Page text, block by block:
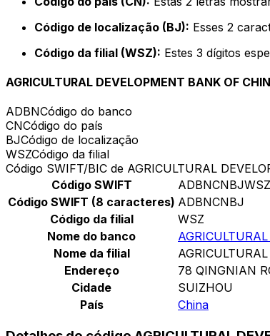
Código de localização (BJ): Esses 2
Código da filial (WSZ): Estes 3 dígitos
AGRICULTURAL DEVELOPMENT BANK OF
ADBNCódigo do banco
CNCódigo do país
BJCódigo de localização
WSZCódigo da filial
Código SWIFT/BIC de AGRICULTURAL
Código SWIFT
ADBNCNBJWSZ
Código SWIFT (8 caracteres) ADBNCNBJ
Código da filial
WSZ
Nome do banco
Nome da filial
Endereço
78 QINGNIAN
Cidade
SUIZHOU
País
China